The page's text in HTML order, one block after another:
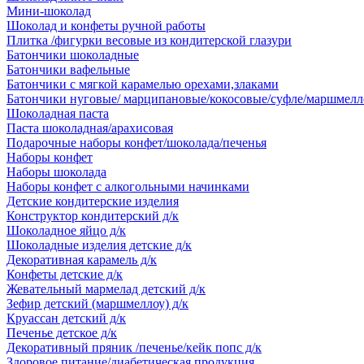
Мини-шоколад
Шоколад и конфеты ручной работы
Плитка /фигурки весовые из кондитерской глазури
Батончики шоколадные
Батончики вафельные
Батончики с мягкой карамелью орехами,злаками
Батончики нуговые/ марципановые/кокосовые/суфле/
Шоколадная паста
Паста шоколадная/арахисовая
Подарочные наборы конфет/шоколада/печенья
Наборы конфет
Наборы шоколада
Наборы конфет с алкогольными начинками
Детские кондитерские изделия
Конструктор кондитерский д/к
Шоколадное яйцо д/к
Шоколадные изделия детские д/к
Декоративная карамель д/к
Конфеты детские д/к
Жевательный мармелад детский д/к
Зефир детский (маршмеллоу) д/к
Круассан детский д/к
Печенье детское д/к
Декоративный пряник /печенье/кейк попс д/к